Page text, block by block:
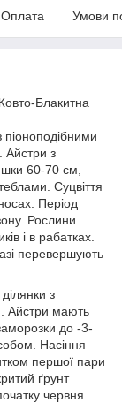
Оплата Умови
Блакитна
піоноподібними
Айстри з
60-70 см,
Суцвіття
Період
Рослини
і в рабатках.
перевершують
з
Айстри мають
до -3-
Насіння
першої пари
ґрунт
червня.